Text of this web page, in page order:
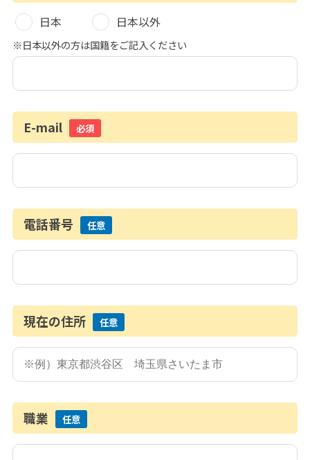
日本 日本以外
※日本以外の方は国籍をご記入ください
E-mail 必須
電話番号 任意
現在の住所 任意
職業 任意